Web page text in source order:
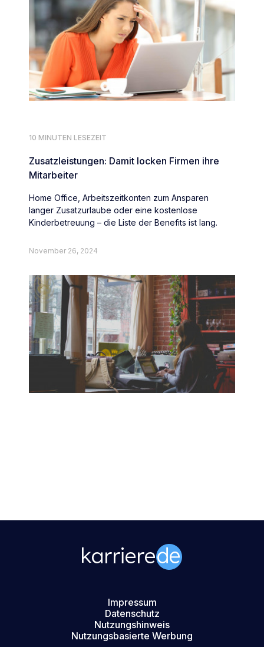
10 MINUTEN LESEZEIT
Zusatzleistungen: Damit locken Firmen ihre
Mitarbeiter
Home Office, Arbeitszeitkonten zum Ansparen
langer Zusatzurlaube oder eine kostenlose
Kinderbetreuung – die Liste der Benefits ist lang.
November 26, 2024
Impressum
Datenschutz
Nutzungshinweis
Nutzungsbasierte Werbung